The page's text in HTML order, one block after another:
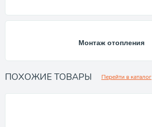
Монтаж отопления
ПОХОЖИЕ ТОВАРЫ Перейти в каталог